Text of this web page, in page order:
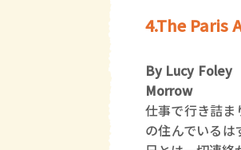
4.The Paris
By Lucy Foley
Morrow
仕事で行き詰ま
の住んでいる